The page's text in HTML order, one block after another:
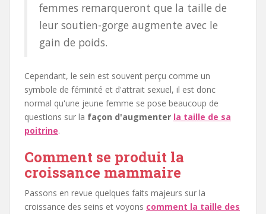
femmes remarqueront que la taille de
leur soutien-gorge augmente avec le
gain de poids.
Cependant, le sein est souvent perçu comme un
symbole de féminité et d'attrait sexuel, il est donc
normal qu'une jeune femme se pose beaucoup de
questions sur la façon d'augmenter la taille de sa
poitrine.
Comment se produit la
croissance mammaire
Passons en revue quelques faits majeurs sur la
croissance des seins et voyons comment la taille des